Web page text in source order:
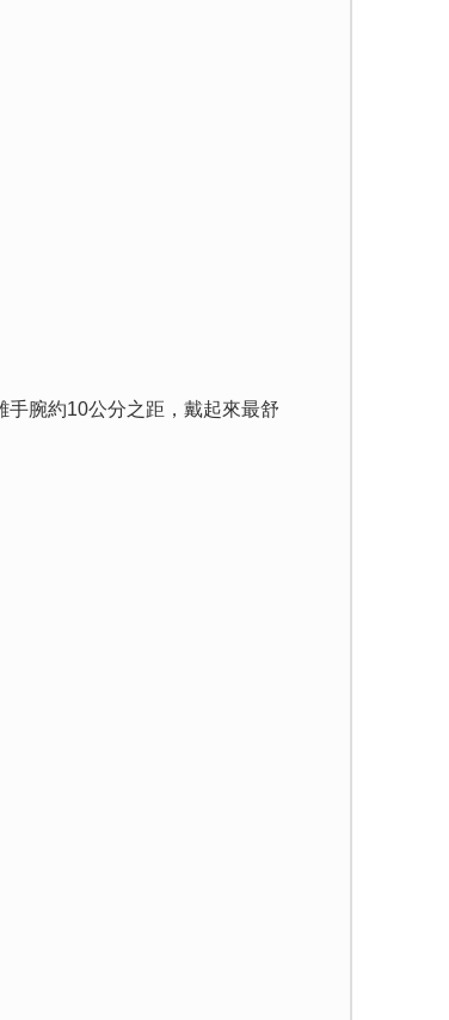
腕約10公分之距，戴起來最舒